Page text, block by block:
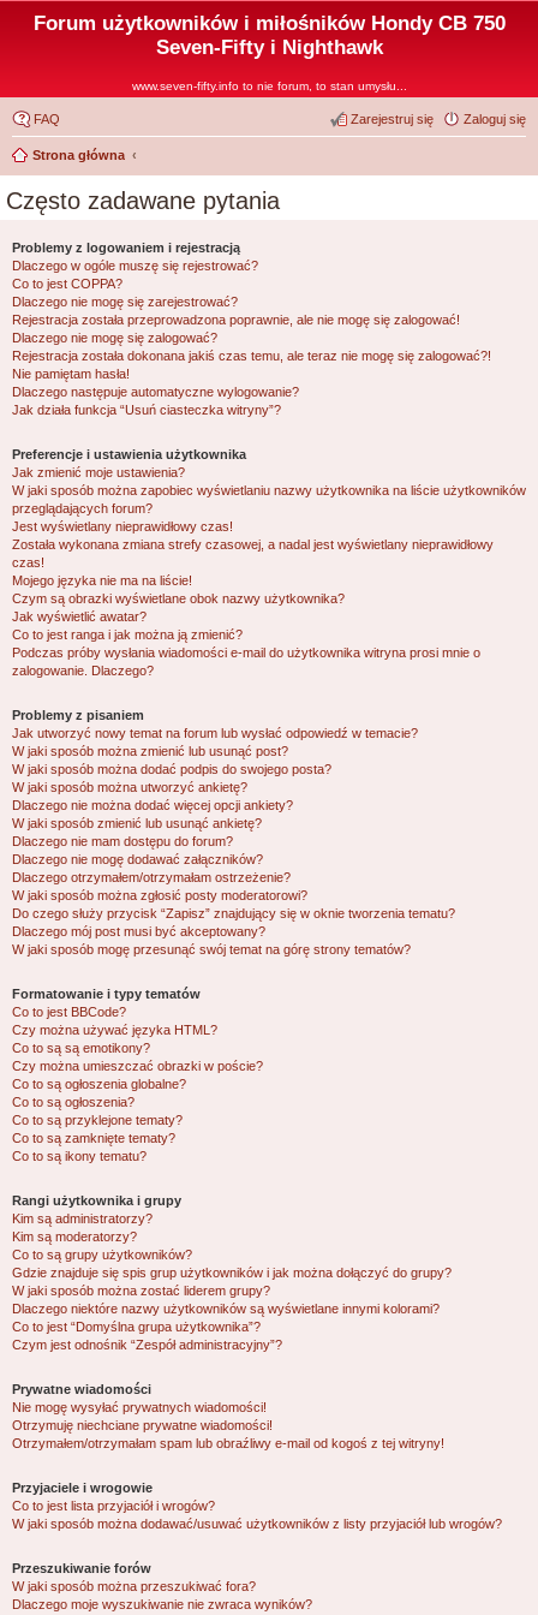
Forum użytkowników i miłośników Hondy CB 750
Seven-Fifty i Nighthawk
www.seven-fifty.info to nie forum, to stan umysłu...
FAQ Zaloguj się
Zarejestruj się
Strona główna
Często zadawane pytania
Problemy z logowaniem i rejestracją
Dlaczego w ogóle muszę się rejestrować?
Co to jest COPPA?
Dlaczego nie mogę się zarejestrować?
Rejestracja została przeprowadzona poprawnie, ale nie mogę się zalogować!
Dlaczego nie mogę się zalogować?
Rejestracja została dokonana jakiś czas temu, ale teraz nie mogę się zalogować?!
Nie pamiętam hasła!
Dlaczego następuje automatyczne wylogowanie?
Jak działa funkcja “Usuń ciasteczka witryny”?
Preferencje i ustawienia użytkownika
Jak zmienić moje ustawienia?
W jaki sposób można zapobiec wyświetlaniu nazwy użytkownika na liście użytkowników
przeglądających forum?
Jest wyświetlany nieprawidłowy czas!
Została wykonana zmiana strefy czasowej, a nadal jest wyświetlany nieprawidłowy
czas!
Mojego języka nie ma na liście!
Czym są obrazki wyświetlane obok nazwy użytkownika?
Jak wyświetlić awatar?
Co to jest ranga i jak można ją zmienić?
Podczas próby wysłania wiadomości e-mail do użytkownika witryna prosi mnie o
zalogowanie. Dlaczego?
Problemy z pisaniem
Jak utworzyć nowy temat na forum lub wysłać odpowiedź w temacie?
W jaki sposób można zmienić lub usunąć post?
W jaki sposób można dodać podpis do swojego posta?
W jaki sposób można utworzyć ankietę?
Dlaczego nie można dodać więcej opcji ankiety?
W jaki sposób zmienić lub usunąć ankietę?
Dlaczego nie mam dostępu do forum?
Dlaczego nie mogę dodawać załączników?
Dlaczego otrzymałem/otrzymałam ostrzeżenie?
W jaki sposób można zgłosić posty moderatorowi?
Do czego służy przycisk “Zapisz” znajdujący się w oknie tworzenia tematu?
Dlaczego mój post musi być akceptowany?
W jaki sposób mogę przesunąć swój temat na górę strony tematów?
Formatowanie i typy tematów
Co to jest BBCode?
Czy można używać języka HTML?
Co to są są emotikony?
Czy można umieszczać obrazki w poście?
Co to są ogłoszenia globalne?
Co to są ogłoszenia?
Co to są przyklejone tematy?
Co to są zamknięte tematy?
Co to są ikony tematu?
Rangi użytkownika i grupy
Kim są administratorzy?
Kim są moderatorzy?
Co to są grupy użytkowników?
Gdzie znajduje się spis grup użytkowników i jak można dołączyć do grupy?
W jaki sposób można zostać liderem grupy?
Dlaczego niektóre nazwy użytkowników są wyświetlane innymi kolorami?
Co to jest “Domyślna grupa użytkownika”?
Czym jest odnośnik “Zespół administracyjny”?
Prywatne wiadomości
Nie mogę wysyłać prywatnych wiadomości!
Otrzymuję niechciane prywatne wiadomości!
Otrzymałem/otrzymałam spam lub obraźliwy e-mail od kogoś z tej witryny!
Przyjaciele i wrogowie
Co to jest lista przyjaciół i wrogów?
W jaki sposób można dodawać/usuwać użytkowników z listy przyjaciół lub wrogów?
Przeszukiwanie forów
W jaki sposób można przeszukiwać fora?
Dlaczego moje wyszukiwanie nie zwraca wyników?